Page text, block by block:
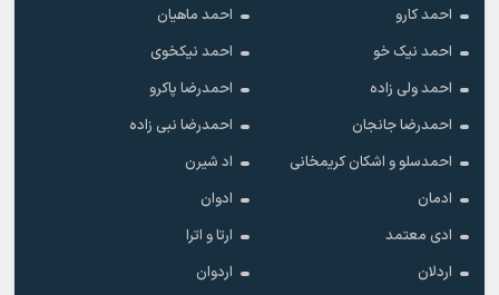
احمد کارو
احمد ماهیان
احمد نیک خو
احمد نیکخوی
احمد ولی زاده
احمدرضا پاکرو
احمدرضا جانجان
احمدرضا نبی زاده
احمدسلو و اشکان کریمخانی
اد شیرن
ادمان
ادوان
ادی معتمد
ارتا و اترا
اردلان
اردوان